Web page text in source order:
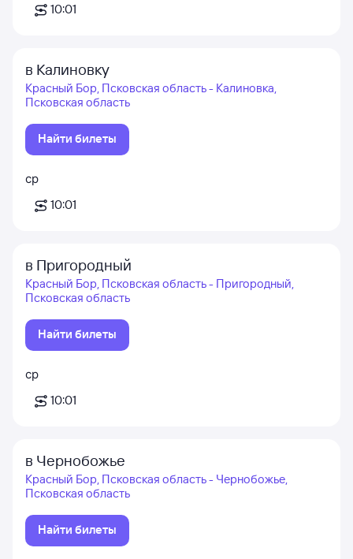
10:01
в Калиновку
Красный Бор, Псковская область - Калиновка,
Псковская область
Найти билеты
ср
10:01
в Пригородный
Красный Бор, Псковская область - Пригородный,
Псковская область
Найти билеты
ср
10:01
в Чернобожье
Красный Бор, Псковская область - Чернобожье,
Псковская область
Найти билеты